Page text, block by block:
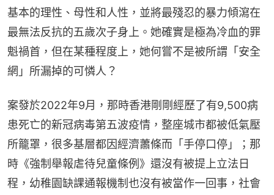
基本的理性、母性和人性，並將最殘忍的暴力傾瀉在
最無法反抗的五歲次子身上。她確實是極為冷血的罪
魁禍首，但在某種程度上，她何嘗不是被所謂「安全
網」所漏掉的可憐人？
案發於2022年9月，那時香港剛剛經歷了有9,500病
患死亡的新冠病毒第五波疫情，整座城市都被低氣壓
所籠罩，很多基層都因經濟蕭條而「手停口停」；那
時《強制舉報虐待兒童條例》還沒有被提上立法日
程，幼稚園缺課通報機制也沒有被當作一回事，社會